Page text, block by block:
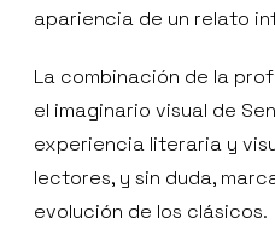
apariencia de un relato
La combinación de la
el imaginario visual de
experiencia literaria y
lectores, y sin duda,
evolución de los clásicos.